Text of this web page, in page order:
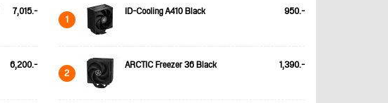
7,015.-
6,200.-
1 ID-Cooling A410 Black 950.-
2 ARCTIC Freezer 36 Black 1,390.-